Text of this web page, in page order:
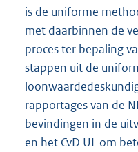
is de uniforme
met daarbinnen de
proces ter bepaling
stappen uit de
rapportages van de
bevindingen in de
en het CvD UL om